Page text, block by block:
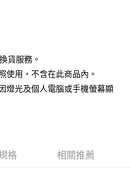
永豐商業銀行
中國信託商業銀行
用戶可立即使用無須另外申請。
貨服務。
使用，不含在此商品內。
燈光及個人電腦或手機螢幕顯
格 相關推薦